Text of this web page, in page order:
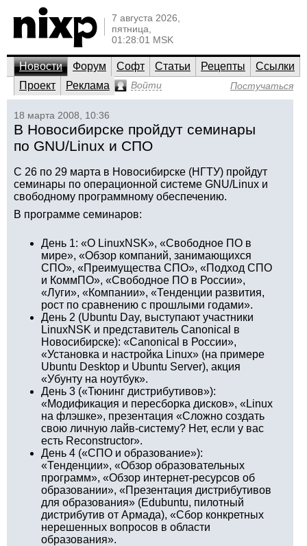
7 августа 2026,
пятница,
01:28:01 MSK
Новости Форум Софт Статьи Рецепты
Ссылки
Проект
Реклама Войти Постучаться
18 марта 2008, 10:36
В Новосибирске пройдут семинары
по GNU/Linux и СПО
С 26 по 29 марта в Новосибирске (НГТУ) пройдут
семинары по операционной системе GNU/Linux и
свободному программному обеспечению.
В программе семинаров:
День 1: «О LinuxNSK», «Свободное ПО в
мире», «Обзор компаний, занимающихся
СПО», «Преимущества СПО», «Подход СПО
и КоммПО», «Свободное ПО в России»,
«Луги», «Компании», «Тенденции развития,
рост по сравнению с прошлыми годами».
День 2 (Ubuntu Day, выступают участники
LinuxNSK и представитель Canonical в
Новосибирске): «Canonical в России»,
«Установка и настройка Linux» (на примере
Ubuntu Desktop и Ubuntu Server), акция
«Убунту на ноутбук».
День 3 («Тюнинг дистрибутивов»):
«Модификация и пересборка дисков», «Linux
на флэшке», презентация «Сложно создать
свою личную лайв-систему? Нет, если у вас
есть Reconstructor».
День 4 («СПО и образование»):
«Тенденции», «Обзор образовательных
программ», «Обзор интернет-ресурсов об
образовании», «Презентация дистрибутивов
для образования» (Edubuntu, пилотный
дистрибутив от Армада), «Сбор конкретных
нерешенных вопросов в области
образования».